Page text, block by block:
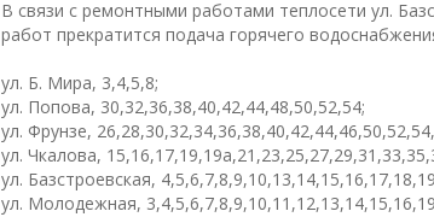
В связи с ремонтными работами теплосети ул.
работ прекратится подача горячего
ул. Б. Мира, 3,4,5,8;
ул. Попова, 30,32,36,38,40,42,44,48,50,52,54;
ул. Фрунзе,
ул. Чкалова,
ул. Базстроевская,
ул. Молодежная,